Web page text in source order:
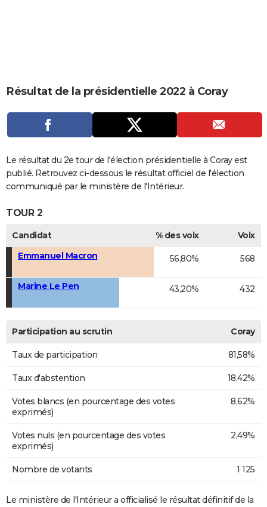
CARTE DE VOEUX
DICTIONNAIRE
Dictionnaire
Biographies
Expressions
Proverbes
PROGRAMME TV
COPAINS D'AVANT
Se connecter
Collèges
Universités
Entreprises
Service militaire
Avis de recherche
AVIS DE DÉCÈS
FORUM
Bricolage
Culture
Television
Voyage
Résultat de la présidentielle 2022 à Coray
Le résultat du 2e tour de l'élection présidentielle à Coray est
publié. Retrouvez ci-dessous le résultat officiel de l'élection
communiqué par le ministère de l'Intérieur.
TOUR 2
Candidat % des voix
Voix
Emmanuel Macron
56,80% 568
Marine Le Pen 43,20% 432
Participation au scrutin Coray
Taux de participation 81,58%
Taux d'abstention 18,42%
Votes blancs (en pourcentage des votes
exprimés)
8,62%
Votes nuls (en pourcentage des votes
exprimés)
2,49%
Nombre de votants 1 125
Le ministère de l'Intérieur a officialisé le résultat définitif de la